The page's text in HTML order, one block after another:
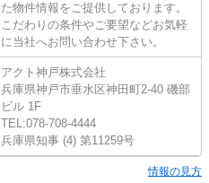
た物件情報をご提供しております。
こだわりの条件やご要望などお気軽
に当社へお問い合わせ下さい。
アクト神戸株式会社
兵庫県神戸市垂水区神田町2-40 磯部
ビル 1F
TEL:078-708-4444
兵庫県知事 (4) 第11259号
情報の見方